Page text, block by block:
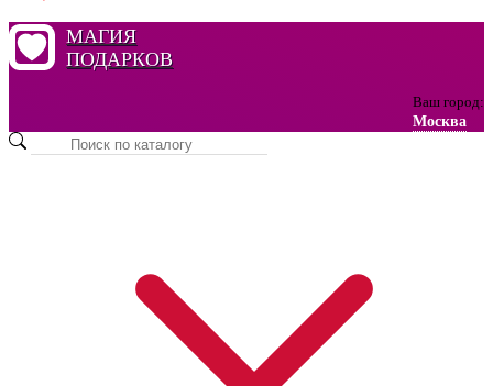
МАГИЯ
ПОДАРКОВ
Ваш город:
Москва